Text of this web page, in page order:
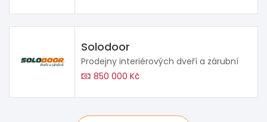
Solodoor
Prodejny interiérových dveří a zárubní
850 000 Kč